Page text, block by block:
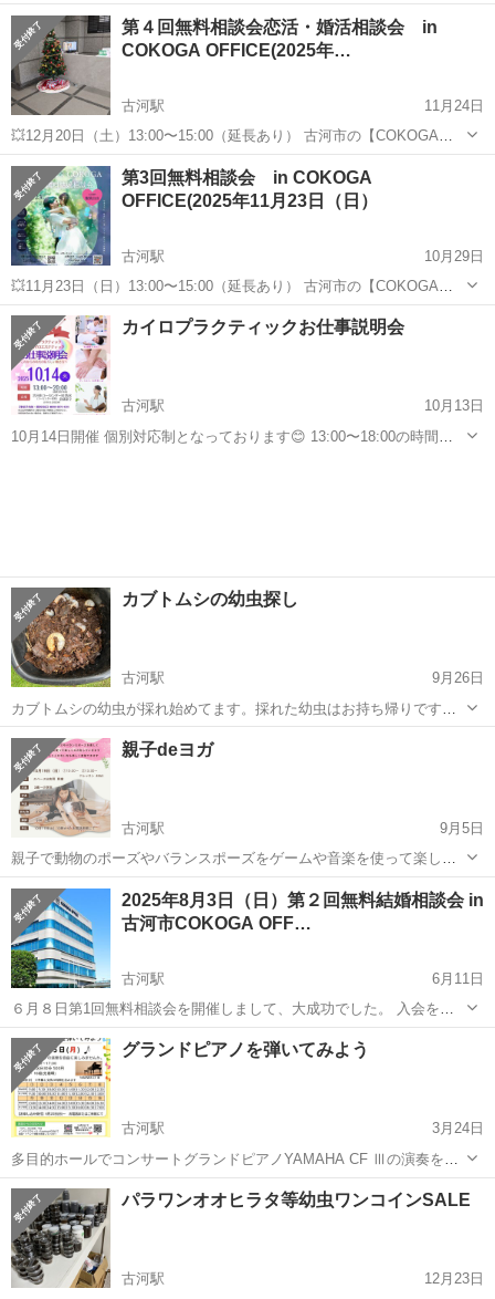
OFFICE】で ＼【今年最後！来年こそ結婚したい人のための無料婚活
相談会】／ を開催します！！ 🎯**「今年こそ出会いたかったのに...
茨城 古河市 古河駅 その他 無料
第４回無料相談会恋活・婚活相談会 in
COKOGA OFFICE(2025年…
古河駅
11月24日
💥12月20日（土）13:00〜15:00（延長あり） 古河市の【COKOGA
OFFICE】で ＼【今年最後！来年こそ結婚したい人のための無料婚活
相談会】／ を開催します！！ 🎯**「今年こそ出会いたかったのに...
茨城 古河市 古河駅 その他
第3回無料相談会 in COKOGA
OFFICE(2025年11月23日（日）
古河駅
10月29日
💥11月23日（日）13:00〜15:00（延長あり） 古河市の【COKOGA
OFFICE】で ＼【年末までにお相手を見つけよう！無料婚活相談会】
／を開催します！ 🎯**「今年こそ、良い出会いを…！」と思ってる
方...
茨城 古河市 古河駅 その他 会場
カイロプラクティックお仕事説明会
古河駅
10月13日
10月14日開催 個別対応制となっております😊 13:00〜18:00の時間帯
カブトムシの幼虫探し
古河駅
9月26日
カブトムシの幼虫が採れ始めてます。採れた幼虫はお持ち帰りです。
かなり取れる場所なので行きたい方はご連絡お待ちしてます。特にフ
ァミリー層の方々向けです。昨年の実績ですと500頭くらい発見しまし
た。ご興味がありましたら是非お問い...
茨城 古河市 古河駅 その他
親子deヨガ
古河駅
9月5日
親子で動物のポーズやバランスポーズをゲームや音楽を使って楽しく
ヨガをしていきます。ヨガをしたことがない方も楽しくヨガを体験し
てみよう
茨城 古河市 古河駅 その他
2025年8月3日（日）第２回無料結婚相談会 in
古河市COKOGA OFF…
古河駅
6月11日
６月８日第1回無料相談会を開催しまして、大成功でした。 入会を決
めていただいた方もいらっしゃいました。 ありがとうございました。
今回、第2回になります。 古河市は、埼玉・東京・小山市・宇都宮市
にも近...
茨城 古河市 古河駅 その他 会場
グランドピアノを弾いてみよう
古河駅
3月24日
多目的ホールでコンサートグランドピアノYAMAHA CF Ⅲの演奏を自
由に弾いてみませんか？ コンクールや発表会に向けての練習 また、ピ
アノを弾いてみたい💚など どなたでもお気軽にご利用いただけます😊
日時：...
茨城 古河市 発表会
パラワンオオヒラタ等幼虫ワンコインSALE
古河駅
12月23日